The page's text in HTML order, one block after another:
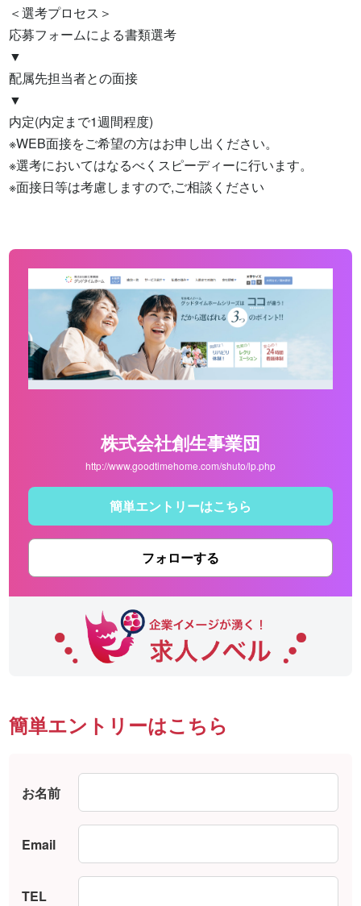
＜選考プロセス＞
応募フォームによる書類選考
▼
配属先担当者との面接
▼
内定(内定まで1週間程度)
※WEB面接をご希望の方はお申し出ください。
※選考においてはなるべくスピーディーに行います。
※面接日等は考慮しますので,ご相談ください
株式会社創生事業団
http://www.goodtimehome.com/shuto/lp.php
簡単エントリーはこちら
フォローする
簡単エントリーはこちら
お名前
Email
TEL